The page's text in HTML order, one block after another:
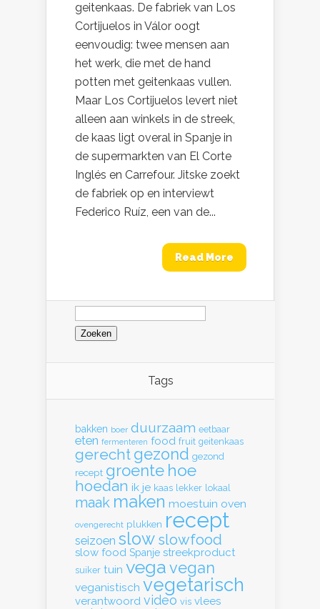
geitenkaas. De fabriek van Los
Cortijuelos in Válor oogt
eenvoudig: twee mensen aan
het werk, die met de hand
potten met geitenkaas vullen.
Maar Los Cortijuelos levert niet
alleen aan winkels in de streek,
de kaas ligt overal in Spanje in
de supermarkten van El Corte
Inglés en Carrefour. Jitske zoekt
de fabriek op en interviewt
Federico Ruíz, een van de...
Read More
Zoeken
naar:
Tags
bakken boer duurzaam eetbaar
eten fermenteren food fruit geitenkaas
gerecht gezond gezond
recept groente hoe
hoedan ik je kaas lekker lokaal
maak maken moestuin oven
ovengerecht plukken recept
seizoen slow slowfood
slow food Spanje streekproduct
suiker tuin vega vegan
veganistisch vegetarisch
verantwoord video vis vlees